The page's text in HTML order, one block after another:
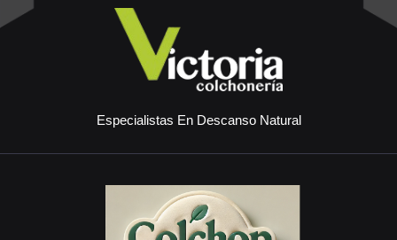
Especialistas En Descanso Natural